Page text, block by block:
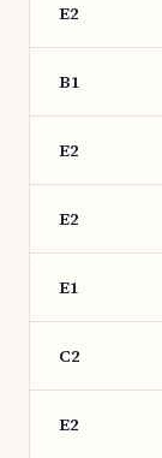
E2
B1
E2
E2
E1
C2
E2